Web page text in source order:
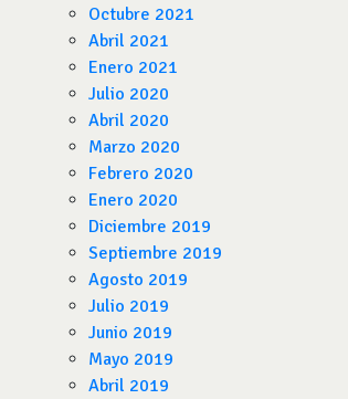
Octubre 2021
Abril 2021
Enero 2021
Julio 2020
Abril 2020
Marzo 2020
Febrero 2020
Enero 2020
Diciembre 2019
Septiembre 2019
Agosto 2019
Julio 2019
Junio 2019
Mayo 2019
Abril 2019